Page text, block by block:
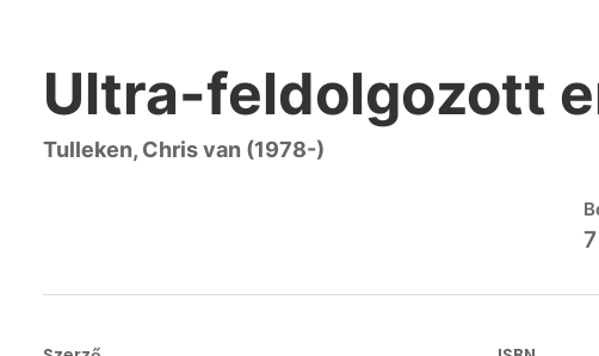
Ultra-feldolgozott
Tulleken, Chris van (1978-)